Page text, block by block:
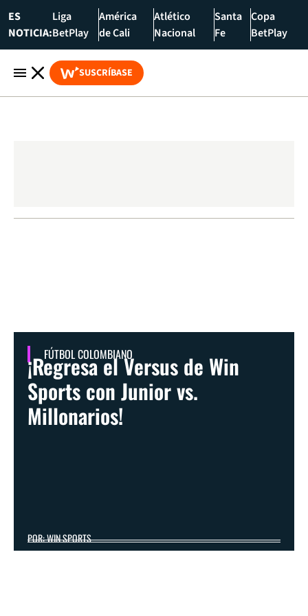
ES
NOTICIA:
Liga
BetPlay
América
de Cali
Atlético
Nacional
Santa
Fe
Copa
BetPlay
SUSCRÍBASE
FÚTBOL COLOMBIANO
¡Regresa el Versus de Win
Sports con Junior vs.
Millonarios!
POR: WIN SPORTS